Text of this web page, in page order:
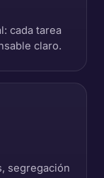
cada tarea
claro.
segregación